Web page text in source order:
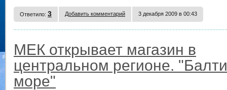
Ответило: 3 Добавить комментарий 3 декабря 2009 в 00:43
МЕК открывает магазин в
центральном регионе.
море"